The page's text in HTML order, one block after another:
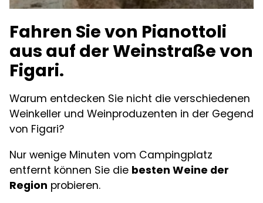
Fahren Sie von Pianottoli
aus auf der Weinstraße von
Figari.
Warum entdecken Sie nicht die verschiedenen
Weinkeller und Weinproduzenten in der Gegend
von Figari?
Nur wenige Minuten vom Campingplatz
entfernt können Sie die besten Weine der
Region probieren.